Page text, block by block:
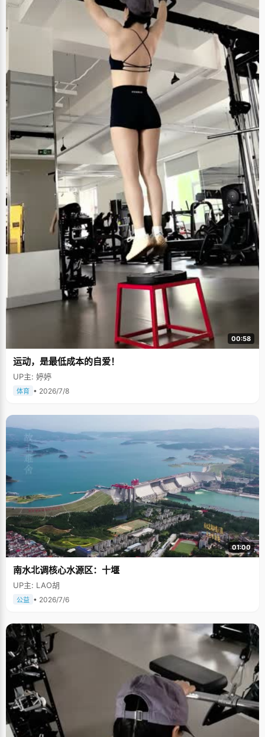
00:58
运动，是最低成本的自爱！
UP主: 婷婷
体育 • 2026/7/8
01:00
南水北调核心水源区：十堰
UP主: LAO胡
公益 • 2026/7/6